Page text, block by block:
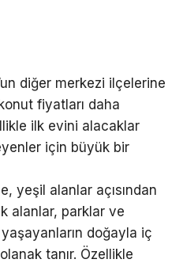
diğer merkezi ilçelerine
fiyatları daha
ilk evini alacaklar
için büyük bir
yeşil alanlar açısından
alanlar, parklar ve
doğayla iç
tanır. Özellikle